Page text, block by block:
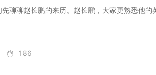
先聊聊赵长鹏的来历。赵长鹏，大家更熟悉他
186